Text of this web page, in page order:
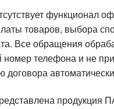
функционал
товаров, выбора
Все обращения
номер телефона и не
договора
продукция